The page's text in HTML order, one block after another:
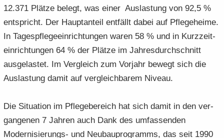
12.371 Plät­ze be­legt, was einer Aus­las­tung von 92,5 %
ent­spricht. Der Haupt­an­teil ent­fällt dabei auf Pfle­ge­hei­me.
In Ta­ges­pfle­ge­ein­rich­tun­gen waren 58 % und in Kurz­zeit­
ein­rich­tun­gen 64 % der Plät­ze im Jah­res­durch­schnitt
aus­ge­las­tet. Im Ver­gleich zum Vor­jahr be­wegt sich die
Aus­las­tung damit auf ver­gleich­ba­rem Ni­veau.
Die Si­tua­ti­on im Pfle­ge­be­reich hat sich damit in den ver­
gan­ge­nen 7 Jah­ren auch Dank des um­fas­sen­den
Modernisierungs-​ und Neu­bau­pro­gramms, das seit 1990